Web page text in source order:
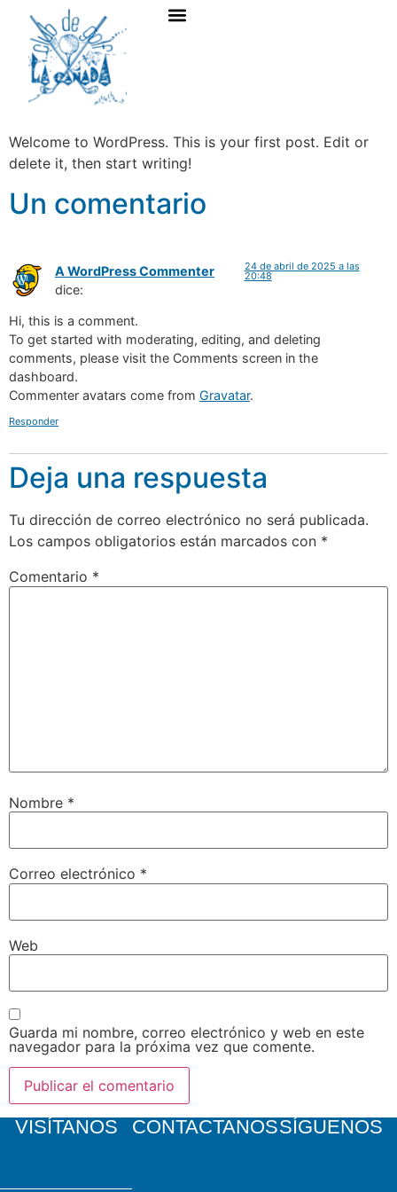
Welcome to WordPress. This is your first post. Edit or
delete it, then start writing!
Un comentario
A WordPress Commenter
dice:
24 de abril de 2025 a las
20:48
Hi, this is a comment.
To get started with moderating, editing, and deleting
comments, please visit the Comments screen in the
dashboard.
Commenter avatars come from Gravatar.
Responder
Deja una respuesta
Tu dirección de correo electrónico no será publicada.
Los campos obligatorios están marcados con *
Comentario *
Nombre *
Correo electrónico *
Web
Guarda mi nombre, correo electrónico y web en este
navegador para la próxima vez que comente.
VISÍTANOS CONTACTANOSSÍGUENOS